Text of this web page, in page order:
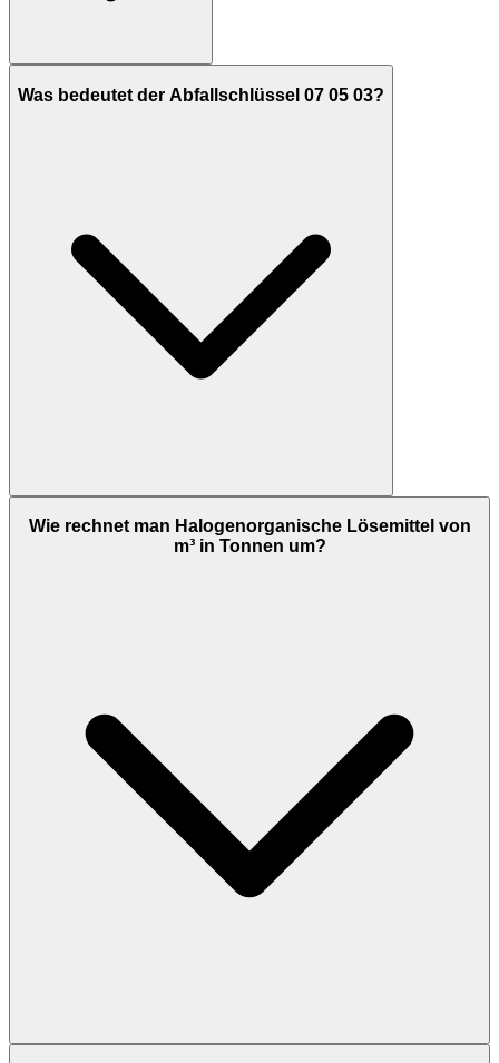
Was bedeutet der Abfallschlüssel 07 05 03?
Wie rechnet man Halogenorganische Lösemittel von
m³ in Tonnen um?